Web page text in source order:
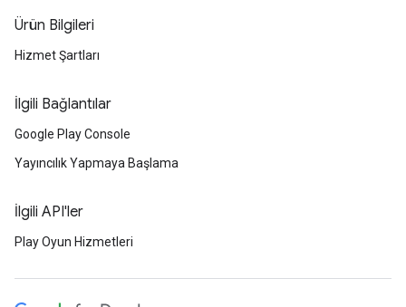
Ürün Bilgileri
Hizmet Şartları
İlgili Bağlantılar
Google Play Console
Yayıncılık Yapmaya Başlama
İlgili API'ler
Play Oyun Hizmetleri